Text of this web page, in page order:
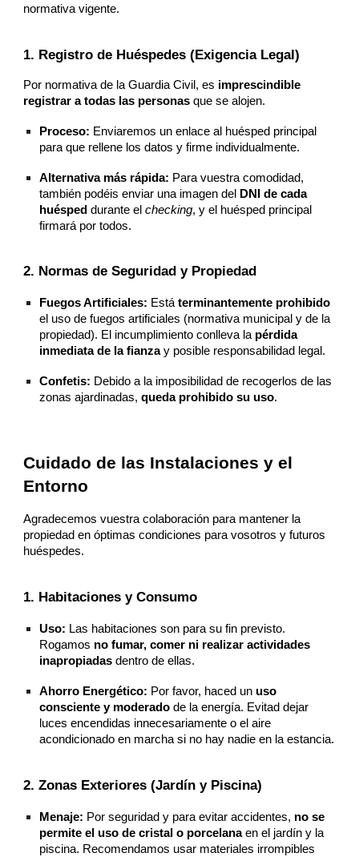
normativa vigente.
1. Registro de Huéspedes (Exigencia Legal)
Por normativa de la Guardia Civil, es imprescindible
registrar a todas las personas que se alojen.
Proceso: Enviaremos un enlace al huésped principal
para que rellene los datos y firme individualmente.
Alternativa más rápida: Para vuestra comodidad,
también podéis enviar una imagen del
DNI de cada
huésped durante elchecking, y el huésped principal
firmará por todos.
2. Normas de Seguridad y Propiedad
Fuegos Artificiales: Estáterminantemente prohibido
el uso de fuegos artificiales (normativa municipal y de la
propiedad). El incumplimiento conlleva la pérdida
inmediata de la fianzay posible responsabilidad legal.
Confetis: Debido a la imposibilidad de recogerlos de las
zonas ajardinadas,queda prohibido su uso.
Cuidado de las Instalaciones y el
Entorno
Agradecemos vuestra colaboración para mantener la
propiedad en óptimas condiciones para vosotros y futuros
huéspedes.
1. Habitaciones y Consumo
Uso: Las habitaciones son para su fin previsto.
Rogamos no fumar, comer ni realizar actividades
inapropiadas dentro de ellas.
Ahorro Energético: Por favor, haced un uso
consciente y moderado de la energía. Evitad dejar
luces encendidas innecesariamente o el aire
acondicionado en marcha si no hay nadie en la estancia.
2. Zonas Exteriores (Jardín y Piscina)
Menaje: Por seguridad y para evitar accidentes, no se
permite el uso de cristal o porcelanaen el jardín y la
piscina. Recomendamos usar materiales irrompibles